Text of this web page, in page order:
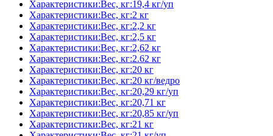
Характеристики:Вес, кг:19,4 кг/уп
Характеристики:Вес, кг:2 кг
Характеристики:Вес, кг:2,2 кг
Характеристики:Вес, кг:2,5 кг
Характеристики:Вес, кг:2,62 кг
Характеристики:Вес, кг:2.62 кг
Характеристики:Вес, кг:20 кг
Характеристики:Вес, кг:20 кг/ведро
Характеристики:Вес, кг:20,29 кг/уп
Характеристики:Вес, кг:20,71 кг
Характеристики:Вес, кг:20,85 кг/уп
Характеристики:Вес, кг:21 кг